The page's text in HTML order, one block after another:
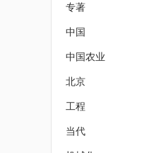
专著
中国
中国农业
北京
工程
当代